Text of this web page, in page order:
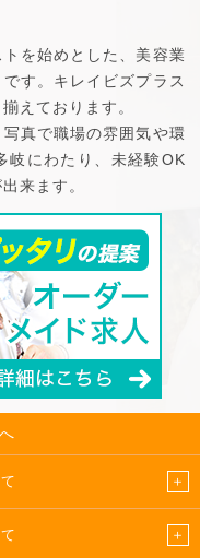
を始めとした、美容業
す。キレイビズプラス
えております。
真で職場の雰囲気や環
岐にわたり、未経験OK
来ます。